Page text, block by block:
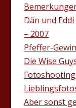
Dän und
– 2007
Pfeffer-
Die Wise
Aber sonst